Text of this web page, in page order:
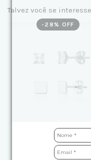
Talvez você se
- 28 % OFF
Kit Brinco de Prata